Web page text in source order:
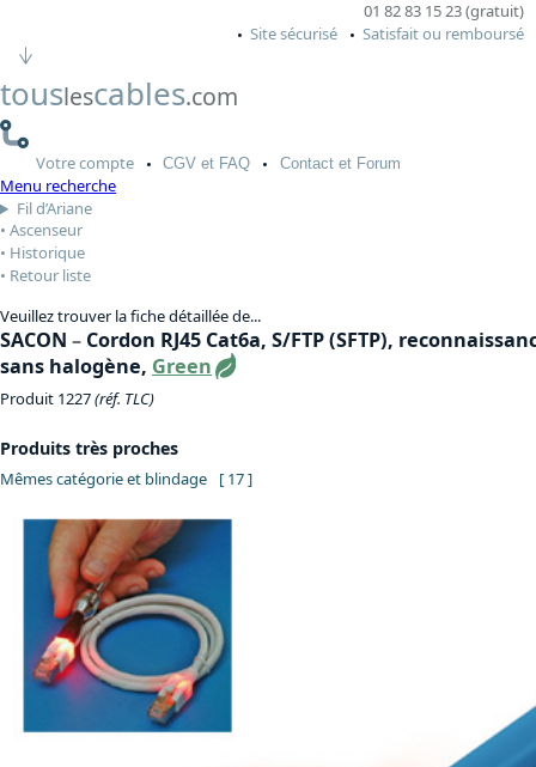
01 82 83 15 23 (gratuit)
Site sécurisé
Satisfait ou remboursé
touslescables.com
Votrecompte CGV et FAQ Contactet Forum
Menu recherche
Fil d’Ariane
Ascenseur
Historique
Retour liste
Veuillez trouver la fiche détaillée de...
SACON – Cordon RJ45 Cat6a, S/FTP (SFTP),
sans halogène, Green
Produit 1227(réf. TLC)
Produits très proches
Mêmes catégorie et blindage [ 17 ]